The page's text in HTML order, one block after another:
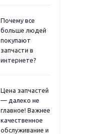
Почему все
больше людей
покупают
запчасти в
интернете?
Цена запчастей
— далеко не
главное! Важнее
качественное
обслуживание и